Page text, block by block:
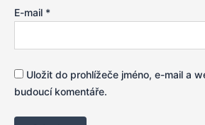
E-mail *
Uložit do prohlížeče jméno, e-mail a
budoucí komentáře.